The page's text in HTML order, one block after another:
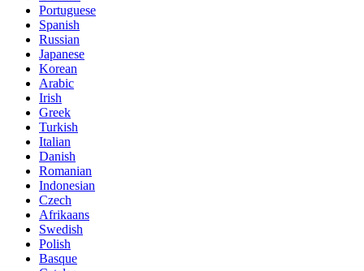
Portuguese
Spanish
Russian
Japanese
Korean
Arabic
Irish
Greek
Turkish
Italian
Danish
Romanian
Indonesian
Czech
Afrikaans
Swedish
Polish
Basque